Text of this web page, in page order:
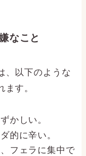
なこと
、以下のような
す。
かしい。
的に辛い。
フェラに集中で